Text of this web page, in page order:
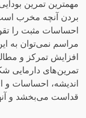
مهمترین تمرین
بردن آنچه مخرب
احساسات مثبت را
مراسم نمی‌توان به
افزایش تمرکز و
تمرین‌های دارمایی
اندیشه، احساسات و
قداست می‌بخشد و